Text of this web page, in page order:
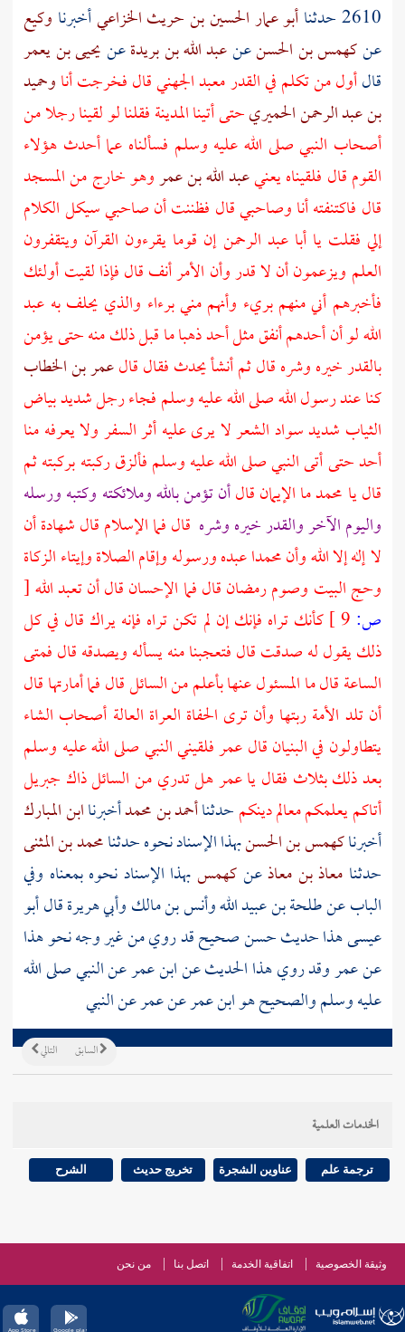
2610 حدثنا
أبو عمار الحسين بن حريث الخزاعيأخبرنا وكيع
عنكهمس بن الحسنعنعبد الله بن بريدةعنيحيى بن يعمر
قالأول من تكلم في القدرمعبد الجهنيقال فخرجت أناوحميد
بن عبد الرحمن الحميريحتى أتيناالمدينةفقلنا لو لقينا رجلا من
أصحاب النبيصلى الله عليه وسلم فسألناه عما أحدث هؤلاء
القوم قال فلقيناه يعنيعبد الله بن عمروهو خارج من المسجد
قال فاكتنفته أنا وصاحبي قال فظننت أن صاحبي سيكل الكلام
إلي فقلت ياأبا عبد الرحمنإن قوما يقرءون القرآن ويتقفرون
العلم ويزعمون أن لا قدر وأن الأمر أنف قال فإذا لقيت أولئك
فأخبرهم أني منهم بريء وأنهم مني برءاء والذي يحلف به عبد
اللهلو أن أحدهم أنفق مثلأحدذهبا ما قبل ذلك منه حتى يؤمن
بالقدر خيره وشره قال ثم أنشأ يحدث فقال قالعمر بن الخطاب
كنا عند رسول الله صلى الله عليه وسلم فجاء رجل شديد بياض
الثياب شديد سواد الشعر لا يرى عليه أثر السفر ولا يعرفه منا
أحد حتى أتى النبي صلى الله عليه وسلم فألزق ركبته بركبته ثم
قال يا محمد ما الإيمان قالأن تؤمن بالله وملائكته وكتبه ورسله
واليوم الآخر والقدر خيره وشره قال فما الإسلام قال شهادة أن
لا إله إلا الله وأن محمدا عبده ورسوله وإقام الصلاة وإيتاء الزكاة
وحجالبيت وصوم رمضان قال فما الإحسان قال أن تعبد الله[
ص:
كأنك تراه فإنك إن لم تكن تراه فإنه يراك قال في كل
ذلك يقول له صدقت قال فتعجبنا منه يسأله ويصدقه قال فمتى
الساعة قال ما المسئول عنها بأعلم من السائل قال فما أمارتها قال
أن تلد الأمة ربتها وأن ترى الحفاة العراة العالة أصحاب الشاء
يتطاولون في البنيان قالعمرفلقيني النبي صلى الله عليه وسلم
بعد ذلك بثلاث فقال ياعمرهل تدري من السائل ذاك جبريل
أتاكم يعلمكم معالم دينكمحدثناأحمد بن محمدأخبرناابن المبارك
أخبرناكهمس بن الحسنبهذا الإسناد نحوه حدثنامحمد بن المثنى
حدثنا معاذ بن معاذعنكهمسبهذا الإسناد نحوه بمعناه وفي
الباب عن طلحة بن عبيد الله وأنس بن مالك وأبي هريرة قال أبو
عيسى هذا حديث حسن صحيح قد روي من غير وجه نحو هذا
عنعمروقد روي هذا الحديث عنابن عمرعن النبي صلى الله
عليه وسلم والصحيح هوابن عمرعنعمرعن النبي
التالي السابق
الخدمات العلمية
ترجمة علم عناوين الشجرة تخريج حديث الشرح
وثيقة الخصوصية اتفاقية الخدمة اتصل بنا من نحن